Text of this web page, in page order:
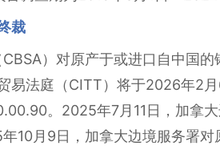
裁
）对原产于或进口自中国
易法庭（CITT）将于2026年2
。2025年7月11日，加拿
10月9日，加拿大边境服务署